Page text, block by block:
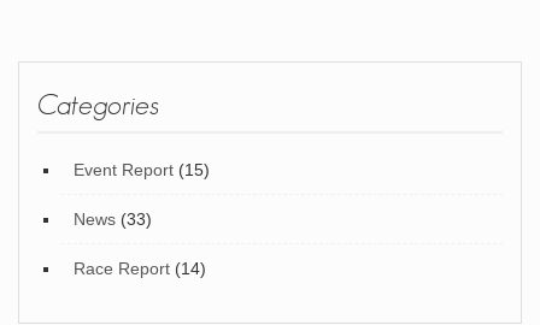
Categories
Event Report (15)
News (33)
Race Report (14)